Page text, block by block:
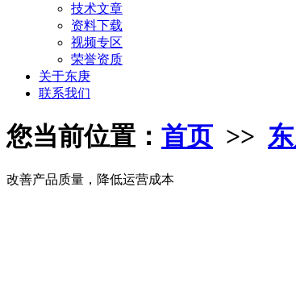
技术文章
资料下载
视频专区
荣誉资质
关于东庚
联系我们
您当前位置： 首页 >>
改善产品质量，降低运营成本